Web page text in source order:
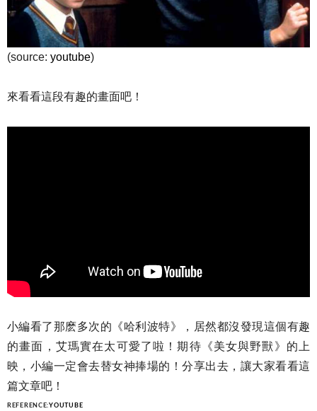
(source: youtube)
來看看這段有趣的畫面吧！
小編看了那麽多次的《哈利波特》，居然都沒發現這個有趣
的畫面，艾瑪實在太可愛了啦！期待《美女與野獸》的上
映，小編一定會去替女神捧場的！分享出去，讓大家看看這
篇文章吧！
REFERENCE:YOUTUBE